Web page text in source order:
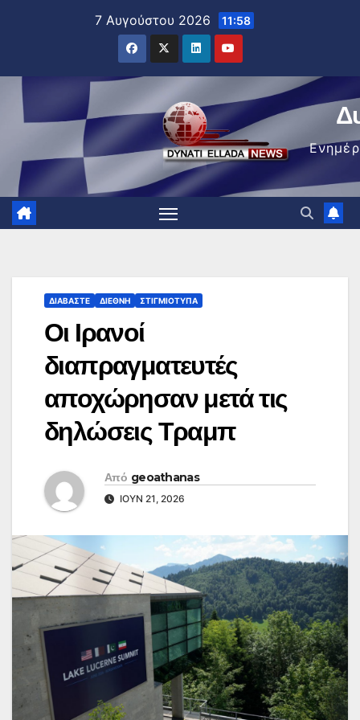
7 Αυγούστου 2026 11:58
ΔΙΑΒΆΣΤΕ ΔΙΕΘΝΉ ΣΤΙΓΜΙΌΤΥΠΑ
Οι Ιρανοί
διαπραγματευτές
αποχώρησαν μετά τις
δηλώσεις Τραμπ
Από geoathanas
ΙΟΎΝ 21, 2026